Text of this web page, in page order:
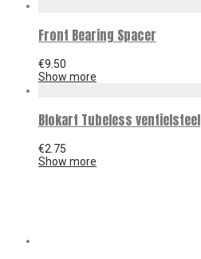
Front Bearing Spacer
€9.50
Show more
Blokart Tubeless ventielsteel
€2.75
Show more